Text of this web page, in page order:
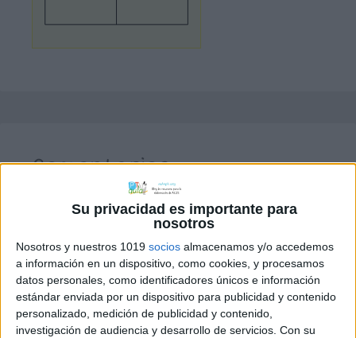
Su privacidad es importante para
nosotros
Nosotros y nuestros 1019 socios almacenamos y/o accedemos
a información en un dispositivo, como cookies, y procesamos
datos personales, como identificadores únicos e información
estándar enviada por un dispositivo para publicidad y contenido
personalizado, medición de publicidad y contenido,
investigación de audiencia y desarrollo de servicios. Con su
Comentarios
Pilar dice
3:08 PM
10 CUADRADOS
RESPONDER